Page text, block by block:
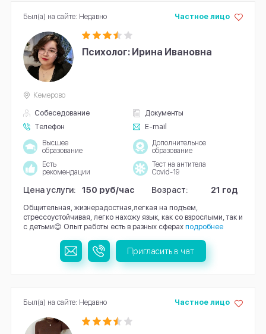
Психолог: Ирина Ивановна
Собеседование
Документы
Телефон
E-mail
Частное лицо
Кемерово
Высшее
образование
Дополнительное
образование
Есть
рекомендации
Тест на антитела
Covid-19
Цена услуги: 150 руб/час Возраст: 21 год
Общительная, жизнерадостная,легкая на подъем,
стрессоустойчивая, легко нахожу язык, как со взрослыми, так и
с детьми😊 Опыт работы есть в разных сферах подробнее
Был(а) на сайте: Недавно
Пригласить в чат
Частное лицо
Был(а) на сайте: Недавно